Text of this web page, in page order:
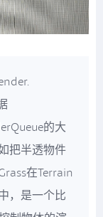
的大
把半透物件
在Terrain
，是一个比